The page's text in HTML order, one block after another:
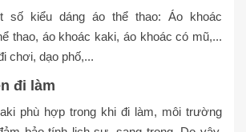
số kiểu dáng áo thể thao: Áo khoác
thao, áo khoác kaki, áo khoác có mũ,...
chơi, dạo phố,...
đi làm
phù hợp trong khi đi làm, môi trường